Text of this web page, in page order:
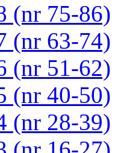
(nr 75-86)
(nr 63-74)
(nr 51-62)
(nr 40-50)
(nr 28-39)